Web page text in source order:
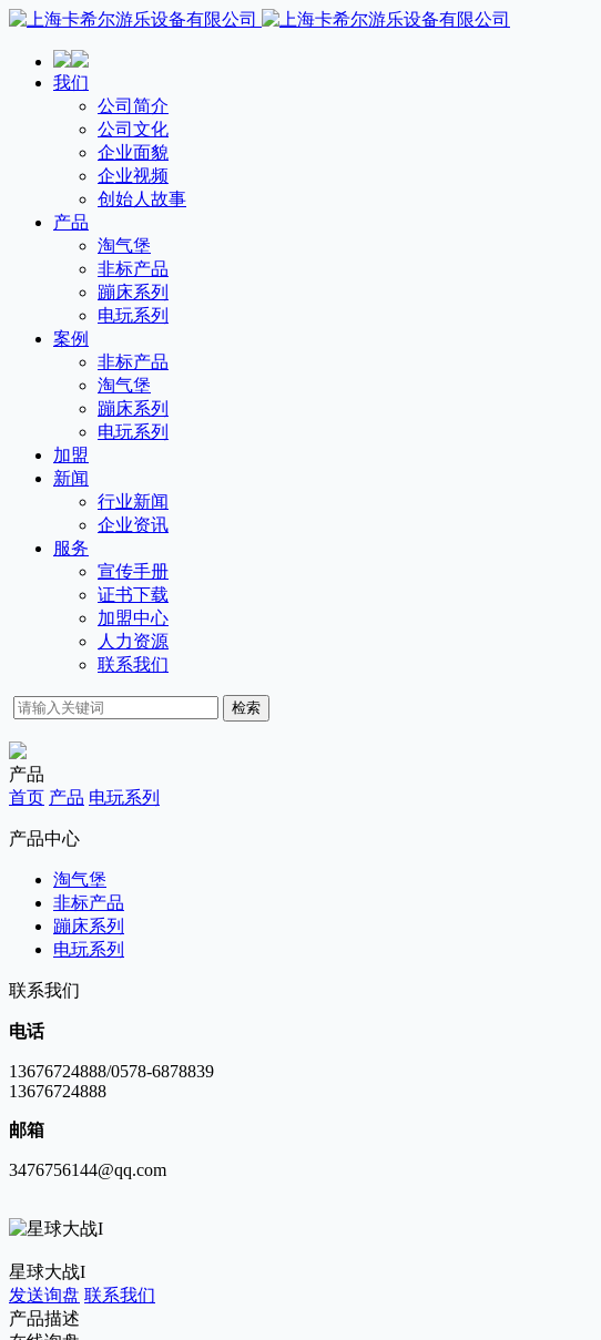
我们
公司简介
公司文化
企业面貌
企业视频
创始人故事
产品
淘气堡
非标产品
蹦床系列
电玩系列
案例
非标产品
淘气堡
蹦床系列
电玩系列
加盟
新闻
行业新闻
企业资讯
服务
宣传手册
证书下载
加盟中心
人力资源
联系我们
检索
产品
首页 产品 电玩系列
产品中心
淘气堡
非标产品
蹦床系列
电玩系列
联系我们
电话
13676724888/0578-6878839
13676724888
邮箱
3476756144@qq.com
星球大战I
发送询盘 联系我们
产品描述